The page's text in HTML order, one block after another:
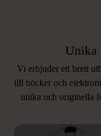
Unika
Vi erbjuder ett brett
till böcker och
unika och originella
Hitta